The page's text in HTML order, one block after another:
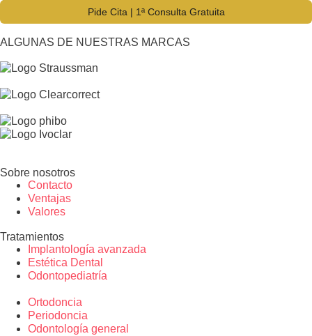
Pide Cita | 1ª Consulta Gratuita
ALGUNAS DE NUESTRAS MARCAS
Sobre nosotros
Contacto
Ventajas
Valores
Tratamientos
Implantología avanzada
Estética Dental
Odontopediatría
Ortodoncia
Periodoncia
Odontología general